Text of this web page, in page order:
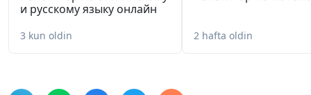
и русскому языку онлайн
3 kun oldin 2 hafta oldin